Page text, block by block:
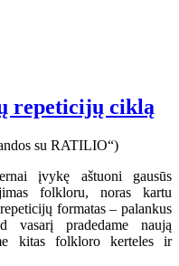
repeticijų ciklą
įvykę aštuoni gausūs
folkloru, noras kartu
formatas – palankus
vasarį pradedame naują
kitas folkloro kerteles ir